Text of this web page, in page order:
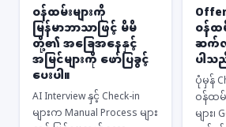
ဝန်ထမ်းများကို
မြန်မာဘာသာဖြင့် မိမိ
တို့၏ အခြေအနေနှင့်
အမြင်များကို ဖော်ပြခွင့်
ပေးပါ။
AI Interview နှင့် Check-in
များက Manual Process များ
ဝန်ထ
ဆက်
ပါသ
ပုံမှန်
ဝန်ထမ်
များ